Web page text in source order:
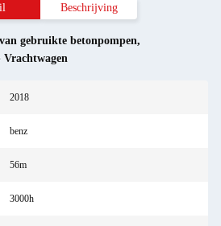
Beschrijving
gebruikte betonpompen,
Vrachtwagen
2018
benz
56m
3000h